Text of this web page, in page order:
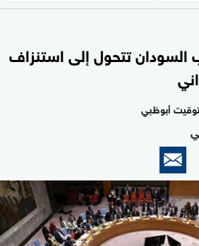
تتحول إلى استنزاف